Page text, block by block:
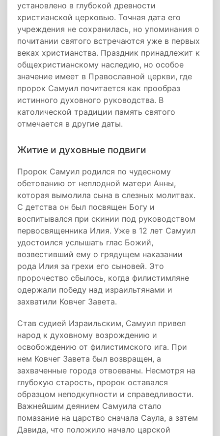
установлено в глубокой древности
христианской церковью. Точная дата его
учреждения не сохранилась, но упоминания о
почитании святого встречаются уже в первых
веках христианства. Праздник принадлежит к
общехристианскому наследию, но особое
значение имеет в Православной церкви, где
пророк Самуил почитается как прообраз
истинного духовного руководства. В
католической традиции память святого
отмечается в другие даты.
Житие и духовные подвиги
Пророк Самуил родился по чудесному
обетованию от неплодной матери Анны,
которая вымолила сына в слезных молитвах.
С детства он был посвящен Богу и
воспитывался при скинии под руководством
первосвященника Илия. Уже в 12 лет Самуил
удостоился услышать глас Божий,
возвестивший ему о грядущем наказании
рода Илия за грехи его сыновей. Это
пророчество сбылось, когда филистимляне
одержали победу над израильтянами и
захватили Ковчег Завета.
Став судией Израильским, Самуил привел
народ к духовному возрождению и
освобождению от филистимского ига. При
нем Ковчег Завета был возвращен, а
захваченные города отвоеваны. Несмотря на
глубокую старость, пророк оставался
образцом неподкупности и справедливости.
Важнейшим деянием Самуила стало
помазание на царство сначала Саула, а затем
Давида, что положило начало царской